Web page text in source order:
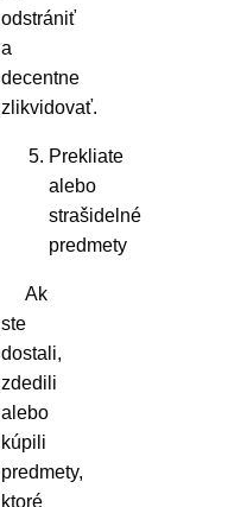
odstrániť
a
decentne
zlikvidovať.
Prekliate
alebo
strašidelné
predmety
Ak
ste
dostali,
zdedili
alebo
kúpili
predmety,
ktoré